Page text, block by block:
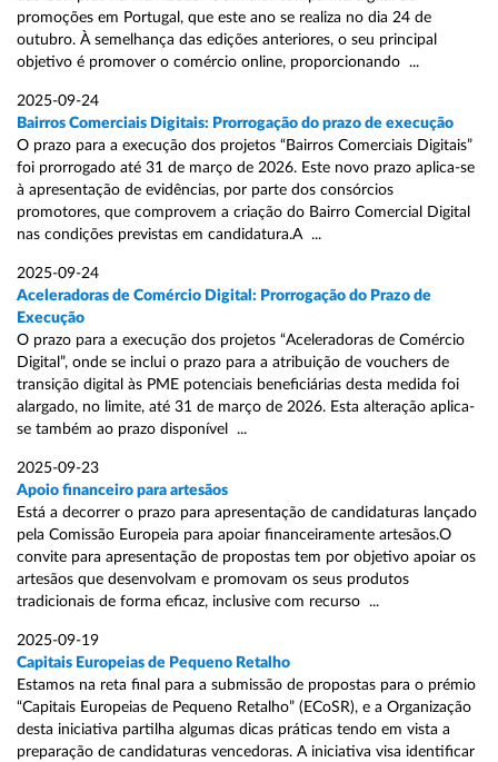
promoções em Portugal, que este ano se realiza no dia 24 de
outubro. À semelhança das edições anteriores, o seu principal
objetivo é promover o comércio online, proporcionando ...
2025-09-24
Bairros Comerciais Digitais: Prorrogação do prazo de execução
O prazo para a execução dos projetos “Bairros Comerciais Digitais”
foi prorrogado até 31 de março de 2026. Este novo prazo aplica-se
à apresentação de evidências, por parte dos consórcios
promotores, que comprovem a criação do Bairro Comercial Digital
nas condições previstas em candidatura.A ...
2025-09-24
Aceleradoras de Comércio Digital: Prorrogação do Prazo de
Execução
O prazo para a execução dos projetos “Aceleradoras de Comércio
Digital”, onde se inclui o prazo para a atribuição de vouchers de
transição digital às PME potenciais beneficiárias desta medida foi
alargado, no limite, até 31 de março de 2026. Esta alteração aplica-
se também ao prazo disponível ...
2025-09-23
Apoio financeiro para artesãos
Está a decorrer o prazo para apresentação de candidaturas lançado
pela Comissão Europeia para apoiar financeiramente artesãos.O
convite para apresentação de propostas tem por objetivo apoiar os
artesãos que desenvolvam e promovam os seus produtos
tradicionais de forma eficaz, inclusive com recurso ...
2025-09-19
Capitais Europeias de Pequeno Retalho
Estamos na reta final para a submissão de propostas para o prémio
“Capitais Europeias de Pequeno Retalho” (ECoSR), e a Organização
desta iniciativa partilha algumas dicas práticas tendo em vista a
preparação de candidaturas vencedoras. A iniciativa visa identificar